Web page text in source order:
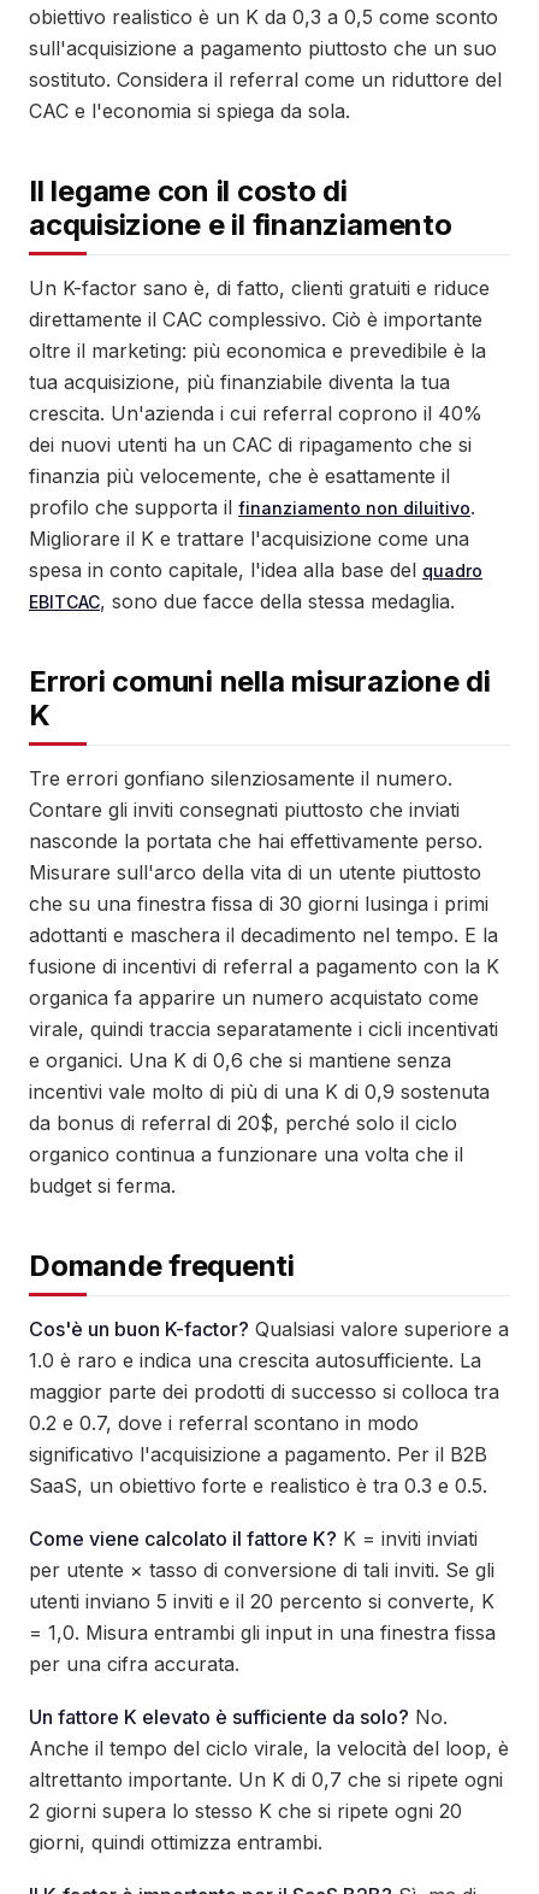
obiettivo realistico è un K da 0,3 a 0,5 come sconto
sull'acquisizione a pagamento piuttosto che un suo
sostituto. Considera il referral come un riduttore del
CAC e l'economia si spiega da sola.
Il legame con il costo di
acquisizione e il finanziamento
Un K-factor sano è, di fatto, clienti gratuiti e riduce
direttamente il CAC complessivo. Ciò è importante
oltre il marketing: più economica e prevedibile è la
tua acquisizione, più finanziabile diventa la tua
crescita. Un'azienda i cui referral coprono il 40%
dei nuovi utenti ha un CAC di ripagamento che si
finanzia più velocemente, che è esattamente il
profilo che supporta il finanziamento non diluitivo.
Migliorare il K e trattare l'acquisizione come una
spesa in conto capitale, l'idea alla base del quadro
EBITCAC, sono due facce della stessa medaglia.
Errori comuni nella misurazione di
K
Tre errori gonfiano silenziosamente il numero.
Contare gli inviti consegnati piuttosto che inviati
nasconde la portata che hai effettivamente perso.
Misurare sull'arco della vita di un utente piuttosto
che su una finestra fissa di 30 giorni lusinga i primi
adottanti e maschera il decadimento nel tempo. E la
fusione di incentivi di referral a pagamento con la K
organica fa apparire un numero acquistato come
virale, quindi traccia separatamente i cicli incentivati
e organici. Una K di 0,6 che si mantiene senza
incentivi vale molto di più di una K di 0,9 sostenuta
da bonus di referral di 20$, perché solo il ciclo
organico continua a funzionare una volta che il
budget si ferma.
Domande frequenti
Cos'è un buon K-factor? Qualsiasi valore superiore a
1.0 è raro e indica una crescita autosufficiente. La
maggior parte dei prodotti di successo si colloca tra
0.2 e 0.7, dove i referral scontano in modo
significativo l'acquisizione a pagamento. Per il B2B
SaaS, un obiettivo forte e realistico è tra 0.3 e 0.5.
Come viene calcolato il fattore K? K = inviti inviati
per utente × tasso di conversione di tali inviti. Se gli
utenti inviano 5 inviti e il 20 percento si converte, K
= 1,0. Misura entrambi gli input in una finestra fissa
per una cifra accurata.
Un fattore K elevato è sufficiente da solo? No.
Anche il tempo del ciclo virale, la velocità del loop, è
altrettanto importante. Un K di 0,7 che si ripete ogni
2 giorni supera lo stesso K che si ripete ogni 20
giorni, quindi ottimizza entrambi.